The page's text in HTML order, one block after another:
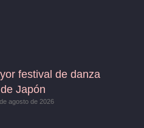
festival de danza
Japón
agosto de 2026